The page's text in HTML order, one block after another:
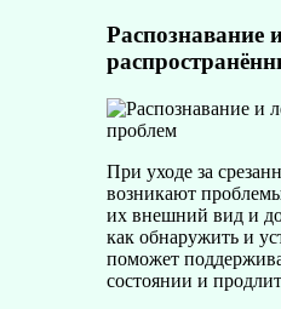
Распознавание
При уходе за
возникают
их внешний вид и
как обнаружить и
поможет
состоянии и